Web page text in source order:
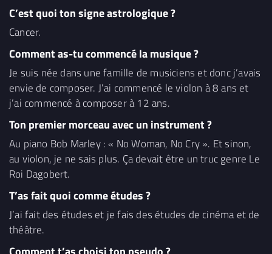
C’est quoi ton signe astrologique ?
Cancer.
Comment as-tu commencé la musique ?
Je suis née dans une famille de musiciens et donc j’avais
envie de composer. J’ai commencé le violon à 8 ans et
j’ai commencé à composer à 12 ans.
Ton premier morceau avec un instrument ?
Au piano Bob Marley : « No Woman, No Cry ». Et sinon,
au violon, je ne sais plus. Ça devait être un truc genre Le
Roi Dagobert.
T’as fait quoi comme études ?
J’ai fait des études et je fais des études de cinéma et de
théâtre.